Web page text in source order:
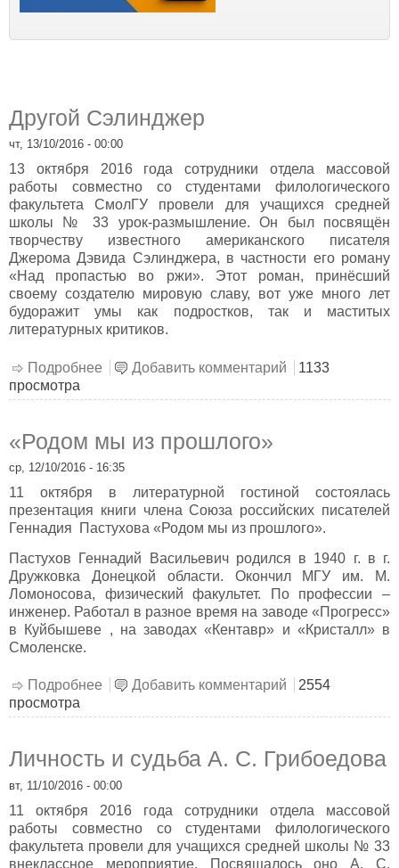
Другой Сэлинджер
чт, 13/10/2016 - 00:00
13 октября 2016 года сотрудники отдела массовой
работы совместно со студентами филологического
факультета СмолГУ провели для учащихся средней
школы № 33 урок-размышление. Он был посвящён
творчеству известного американского писателя
Джерома Дэвида Сэлинджера, в частности его роману
«Над пропастью во ржи». Этот роман, принёсший
своему создателю мировую славу, вот уже много лет
будоражит умы как подростков, так и маститых
литературных критиков.
Подробнее о Другой Сэлинджер
Добавить комментарий
1133
просмотра
«Родом мы из прошлого»
ср, 12/10/2016 - 16:35
11 октября в литературной гостиной состоялась
презентация книги члена Союза российских писателей
Геннадия Пастухова «Родом мы из прошлого».
Пастухов Геннадий Васильевич родился в 1940 г. в г.
Дружковка Донецкой области. Окончил МГУ им. М.
Ломоносова, физический факультет. По профессии –
инженер. Работал в разное время на заводе «Прогресс»
в Куйбышеве , на заводах «Кентавр» и «Кристалл» в
Смоленске.
Подробнее о «Родом мы из прошлого»
Добавить комментарий
2554
просмотра
Личность и судьба А. С. Грибоедова
вт, 11/10/2016 - 00:00
11 октября 2016 года сотрудники отдела массовой
работы совместно со студентами филологического
факультета провели для учащихся средней школы № 33
внеклассное мероприятие. Посвящалось оно А. С.